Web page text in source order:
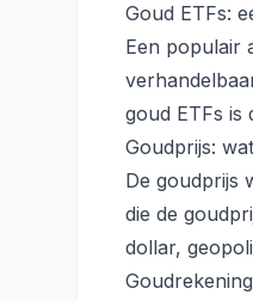
Goud ETFs:
Een populair
goud ETFs is
Goudprijs:
De goudprijs
die de
dollar,